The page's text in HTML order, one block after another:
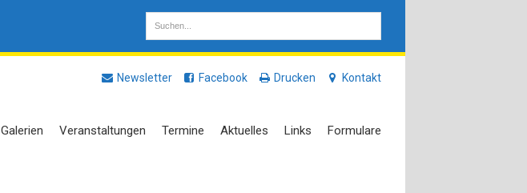
Newsletter Facebook Drucken Kontakt
Galerien Veranstaltungen Termine Aktuelles Links Formulare